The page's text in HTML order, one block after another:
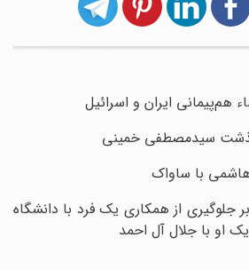
ایران و اسرائیل
سیدمصطفی خمینی
با ساواک
از همکاری یک فرد با دانشگاه
او با جلال آل احمد